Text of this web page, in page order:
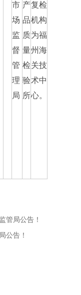
市
场
监
督
管
理
局
产
品
质
量
检
验
所
复检
机构
为福
州海
关技
术中
心。
管局公告！
公告！